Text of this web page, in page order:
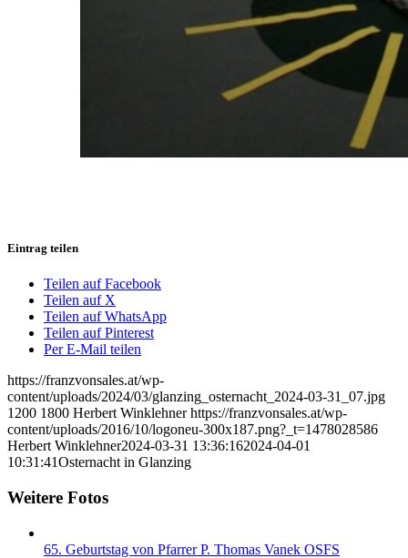
Eintrag teilen
Teilen auf Facebook
Teilen auf X
Teilen auf WhatsApp
Teilen auf Pinterest
Per E-Mail teilen
https://franzvonsales.at/wp-
content/uploads/2024/03/glanzing_osternacht_2024-03-31_07.jpg
1200 1800 Herbert Winklehner https://franzvonsales.at/wp-
content/uploads/2016/10/logoneu-300x187.png?_t=1478028586
Herbert Winklehner2024-03-31 13:36:162024-04-01
10:31:41Osternacht in Glanzing
Weitere Fotos
65. Geburtstag von Pfarrer P. Thomas Vanek OSFS